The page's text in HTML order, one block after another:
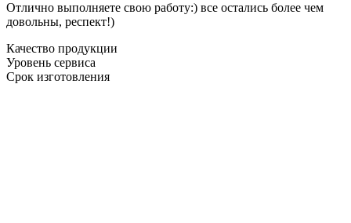
Отлично выполняете свою работу:) все остались более чем
довольны, респект!)
Качество продукции
Уровень сервиса
Срок изготовления